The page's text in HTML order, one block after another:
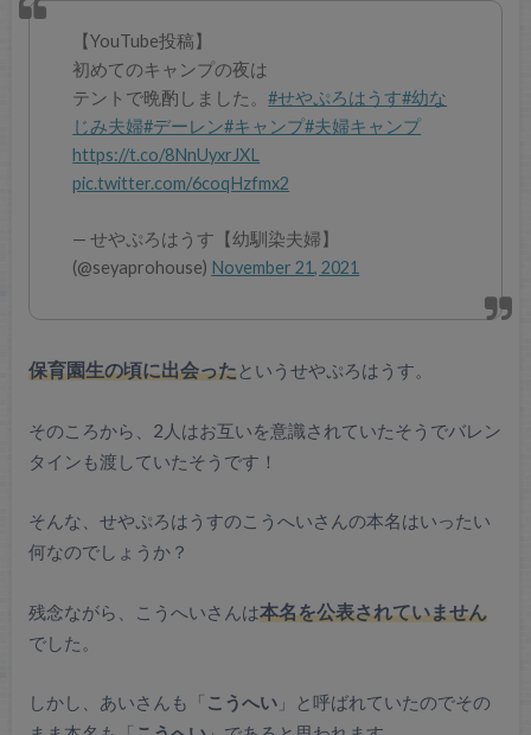
【YouTube投稿】
初めてのキャンプの夜は
テントで晩酌しました。#せやぷろはうす#幼な
じみ夫婦#デーレン#キャンプ#夫婦キャンプ
https://t.co/8NnUyxrJXL
pic.twitter.com/6coqHzfmx2
— せやぷろはうす【幼馴染夫婦】
(@seyaprohouse) November 21, 2021
保育園生の頃に出会ったというせやぷろはうす。
そのころから、2人はお互いを意識されていたそうでバレン
タインも渡していたそうです！
そんな、せやぷろはうすのこうへいさんの本名はいったい
何なのでしょうか？
残念ながら、こうへいさんは本名を公表されていません
でした。
しかし、あいさんも「 こうへい」と呼ばれていたのでその